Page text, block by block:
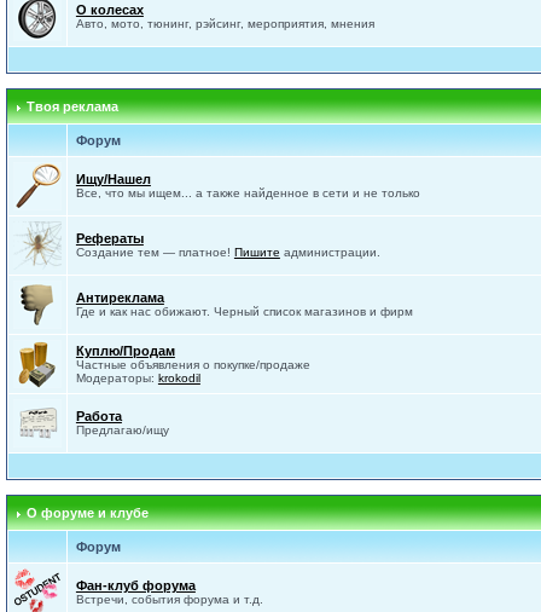
О колесах
Авто, мото, тюнинг, рэйсинг, мероприятия, мнения
Твоя реклама
Форум
Ищу/Нашел
Все, что мы ищем... а также найденное в сети и не только
Рефераты
Создание тем — платное! Пишите администрации.
Антиреклама
Где и как нас обижают. Черный список магазинов и фирм
Куплю/Продам
Частные объявления о покупке/продаже
Модераторы: krokodil
Работа
Предлагаю/ищу
О форуме и клубе
Форум
Фан-клуб форума
Встречи, события форума и т.д.